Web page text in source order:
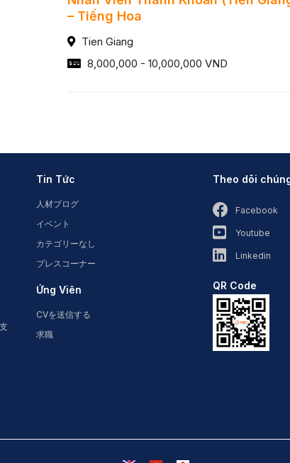
– Tiếng Hoa
Tien Giang
8,000,000 - 10,000,000 VND
Tin Tức
人材ブログ
イベント
カテゴリーなし
プレスコーナー
Ứng Viên
CVを送信する
求職
Theo dõi
Facebook
Youtube
Linkedin
QR Code